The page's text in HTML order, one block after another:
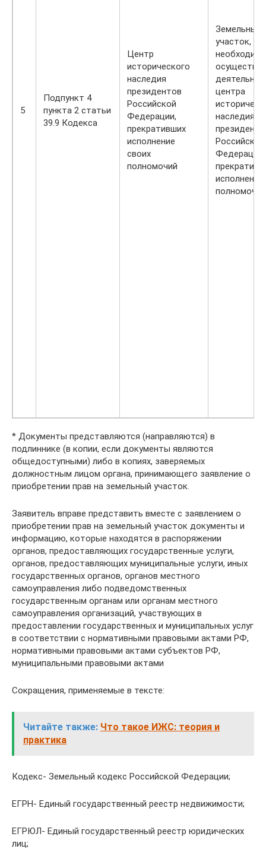
5
Подпункт 4
пункта 2 статьи
39.9 Кодекса
Центр
исторического
наследия
президентов
Российской
Федерации,
прекративших
исполнение
своих
полномочий
Земельный
участок,
центра
наследия
Российской
Федерации,
исполнение
полномочий
* Документы представляются (направляются) в
подлиннике (в копии, если документы являются
общедоступными) либо в копиях, заверяемых
должностным лицом органа, принимающего заявление о
приобретении прав на земельный участок.
Заявитель вправе представить вместе с заявлением о
приобретении прав на земельный участок документы и
информацию, которые находятся в распоряжении
органов, предоставляющих государственные услуги,
органов, предоставляющих муниципальные услуги, иных
государственных органов, органов местного
самоуправления либо подведомственных
государственным органам или органам местного
самоуправления организаций, участвующих в
предоставлении государственных и муниципальных услуг
в соответствии с нормативными правовыми актами РФ,
нормативными правовыми актами субъектов РФ,
муниципальными правовыми актами
Сокращения, применяемые в тексте:
Читайте также: Что такое ИЖС: теория и
практика
Кодекс- Земельный кодекс Российской Федерации;
ЕГРН- Единый государственный реестр недвижимости;
ЕГРЮЛ- Единый государственный реестр юридических
лиц;